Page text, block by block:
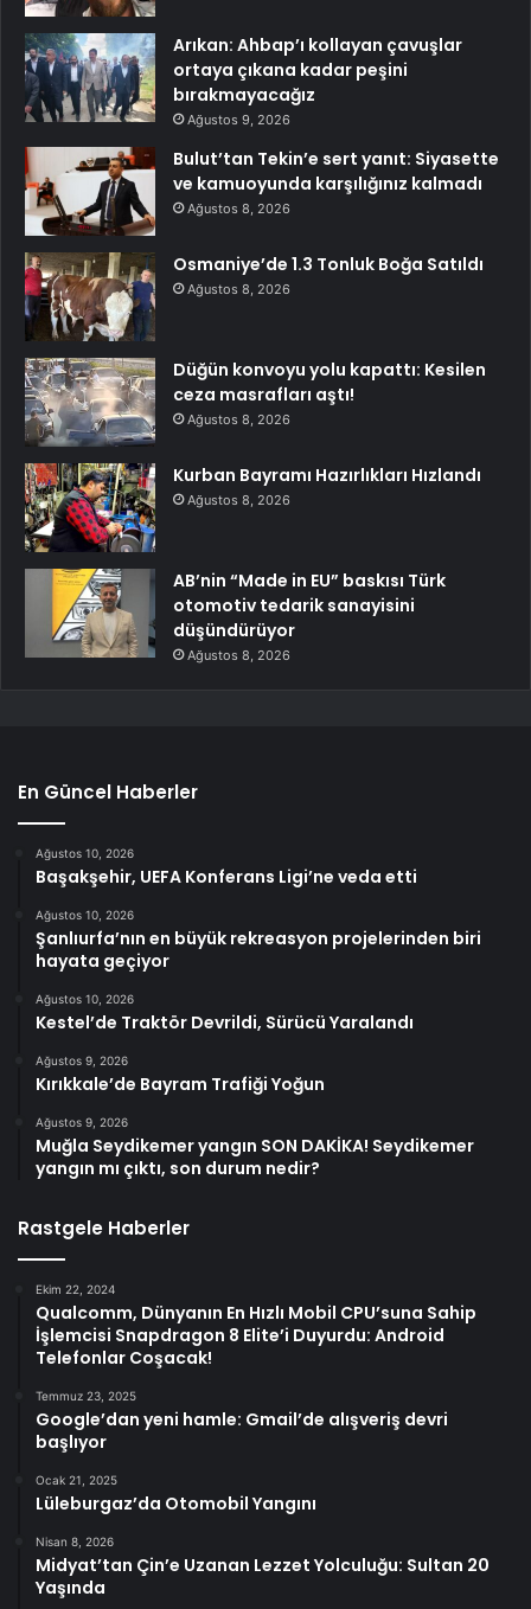
Arıkan: Ahbap’ı kollayan çavuşlar
ortaya çıkana kadar peşini
bırakmayacağız
Ağustos 9, 2026
Bulut’tan Tekin’e sert yanıt: Siyasette
ve kamuoyunda karşılığınız kalmadı
Ağustos 8, 2026
Osmaniye’de 1.3 Tonluk Boğa Satıldı
Ağustos 8, 2026
Düğün konvoyu yolu kapattı: Kesilen
ceza masrafları aştı!
Ağustos 8, 2026
Kurban Bayramı Hazırlıkları Hızlandı
Ağustos 8, 2026
AB’nin “Made in EU” baskısı Türk
otomotiv tedarik sanayisini
düşündürüyor
Ağustos 8, 2026
En Güncel Haberler
Ağustos 10, 2026
Başakşehir, UEFA Konferans Ligi’ne veda etti
Ağustos 10, 2026
Şanlıurfa’nın en büyük rekreasyon projelerinden biri
hayata geçiyor
Ağustos 10, 2026
Kestel’de Traktör Devrildi, Sürücü Yaralandı
Ağustos 9, 2026
Kırıkkale’de Bayram Trafiği Yoğun
Ağustos 9, 2026
Muğla Seydikemer yangın SON DAKİKA! Seydikemer
yangın mı çıktı, son durum nedir?
Rastgele Haberler
Ekim 22, 2024
Qualcomm, Dünyanın En Hızlı Mobil CPU’suna Sahip
İşlemcisi Snapdragon 8 Elite’i Duyurdu: Android
Telefonlar Coşacak!
Temmuz 23, 2025
Google’dan yeni hamle: Gmail’de alışveriş devri
başlıyor
Ocak 21, 2025
Lüleburgaz’da Otomobil Yangını
Nisan 8, 2026
Midyat’tan Çin’e Uzanan Lezzet Yolculuğu: Sultan 20
Yaşında